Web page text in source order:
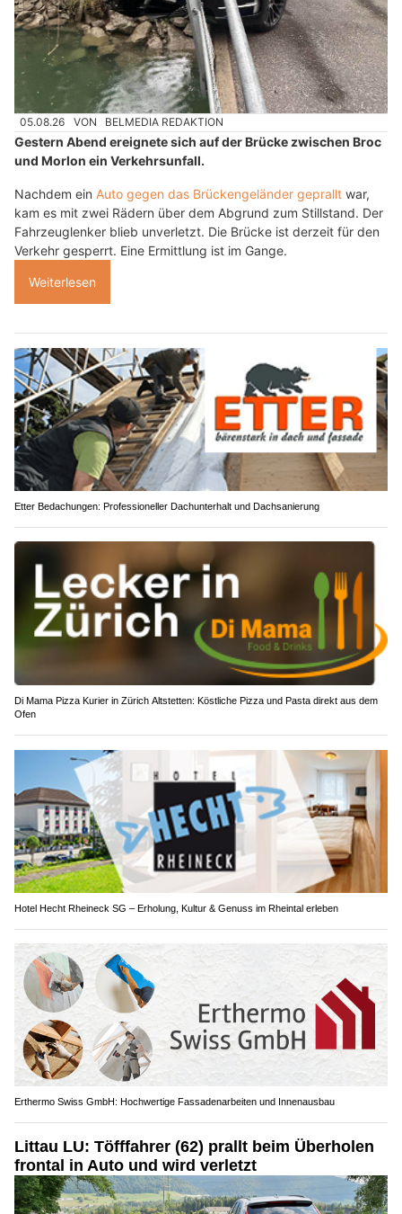
05.08.26 VON BELMEDIA REDAKTION
Gestern Abend ereignete sich auf der Brücke zwischen Broc
und Morlon ein Verkehrsunfall.
Nachdem ein Auto gegen das Brückengeländer geprallt war,
kam es mit zwei Rädern über dem Abgrund zum Stillstand. Der
Fahrzeuglenker blieb unverletzt. Die Brücke ist derzeit für den
Verkehr gesperrt. Eine Ermittlung ist im Gange.
Weiterlesen
Etter Bedachungen: Professioneller Dachunterhalt und Dachsanierung
Di Mama Pizza Kurier in Zürich Altstetten: Köstliche Pizza und Pasta direkt aus dem
Ofen
Hotel Hecht Rheineck SG – Erholung, Kultur & Genuss im Rheintal erleben
Erthermo Swiss GmbH: Hochwertige Fassadenarbeiten und Innenausbau
Littau LU: Töfffahrer (62) prallt beim Überholen
frontal in Auto und wird verletzt